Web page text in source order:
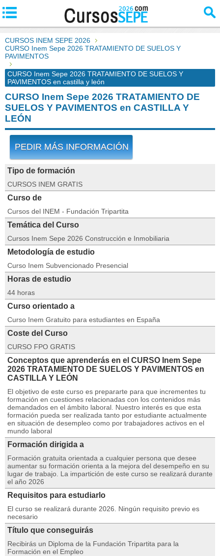
CURSOS INEM SEPE 2026
CURSO Inem Sepe 2026 TRATAMIENTO DE SUELOS Y
PAVIMENTOS
CURSO Inem Sepe 2026 TRATAMIENTO DE SUELOS Y
PAVIMENTOS en castilla y león
CURSO Inem Sepe 2026 TRATAMIENTO DE
SUELOS Y PAVIMENTOS en CASTILLA Y
LEÓN
PEDIR MÁS INFORMACIÓN
Tipo de formación
CURSOS INEM GRATIS
Curso de
Cursos del INEM - Fundación Tripartita
Temática del Curso
Cursos Inem Sepe 2026 Construcción e Inmobiliaria
Metodología de estudio
Curso Inem Subvencionado Presencial
Horas de estudio
44 horas
Curso orientado a
Curso Inem Gratuito para estudiantes en España
Coste del Curso
CURSO FPO GRATIS
Conceptos que aprenderás en el CURSO Inem Sepe
2026 TRATAMIENTO DE SUELOS Y PAVIMENTOS en
CASTILLA Y LEÓN
El objetivo de este curso es prepararte para que incrementes tu
formación en cuestiones relacionadas con los contenidos más
demandados en el ámbito laboral. Nuestro interés es que esta
formación pueda ser realizada tanto por estudiante actualmente
en situación de desempleo como por trabajadores activos en el
mundo laboral
Formación dirigida a
Formación gratuita orientada a cualquier persona que desee
aumentar su formación orienta a la mejora del desempeño en su
lugar de trabajo. La impartición de este curso se realizará durante
el año 2026
Requisitos para estudiarlo
El curso se realizará durante 2026. Ningún requisito previo es
necesario
Título que conseguirás
Recibirás un Diploma de la Fundación Tripartita para la
Formación en el Empleo